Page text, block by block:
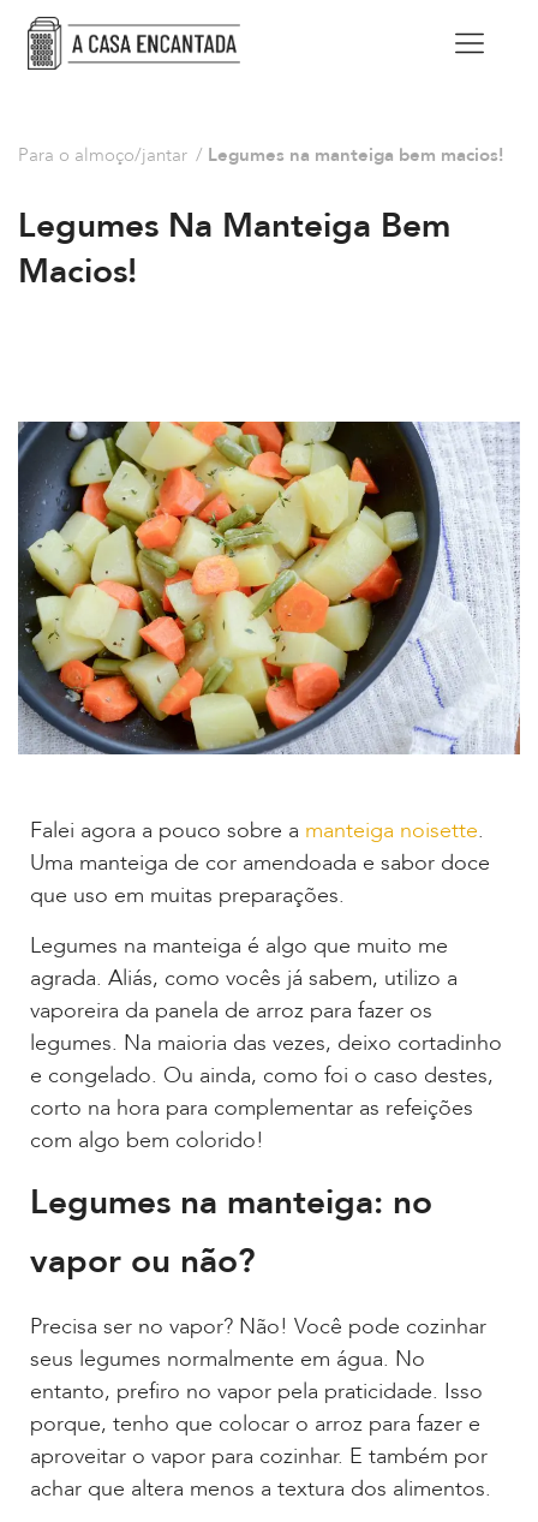
Para o almoço/jantar / Legumes na manteiga bem macios!
Legumes Na Manteiga Bem
Macios!
Falei agora a pouco sobre a manteiga noisette.
Uma manteiga de cor amendoada e sabor doce
que uso em muitas preparações.
Legumes na manteiga é algo que muito me
agrada. Aliás, como vocês já sabem, utilizo a
vaporeira da panela de arroz para fazer os
legumes. Na maioria das vezes, deixo cortadinho
e congelado. Ou ainda, como foi o caso destes,
corto na hora para complementar as refeições
com algo bem colorido!
Legumes na manteiga: no
vapor ou não?
Precisa ser no vapor? Não! Você pode cozinhar
seus legumes normalmente em água. No
entanto, prefiro no vapor pela praticidade. Isso
porque, tenho que colocar o arroz para fazer e
aproveitar o vapor para cozinhar. E também por
achar que altera menos a textura dos alimentos.